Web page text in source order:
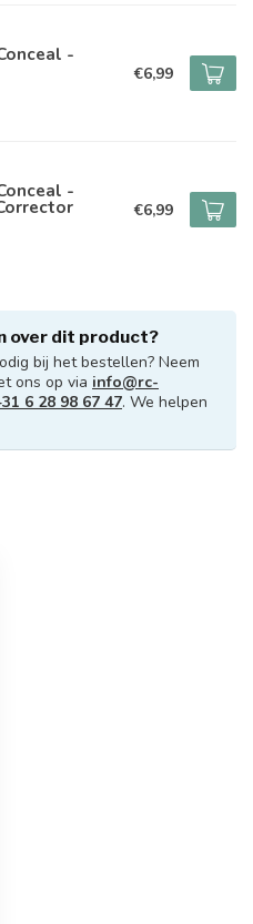
-
€6,99
-
€6,99
over dit product?
bij het bestellen? Neem
ons op via info@rc-
6 28 98 67 47. We helpen